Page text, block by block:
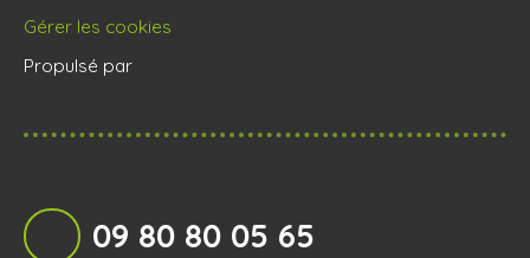
Gérer les cookies
Propulsé par
09 80 80 05 65